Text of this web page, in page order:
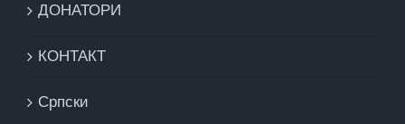
ДОНАТОРИ
КОНТАКТ
Cрпски